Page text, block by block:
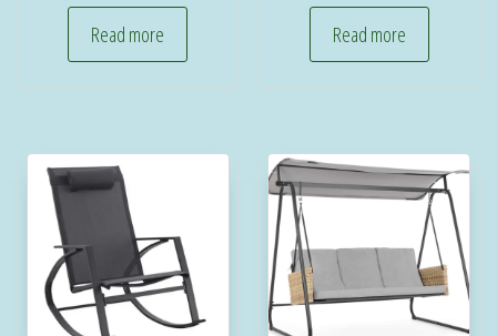
Read more Read more